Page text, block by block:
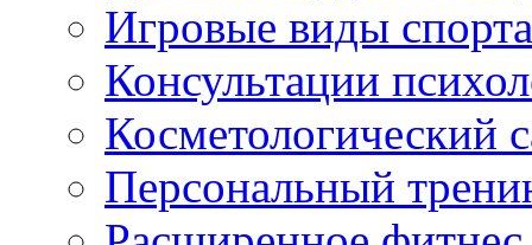
Игровые виды спорта
Консультации
Косметологический
Персональный